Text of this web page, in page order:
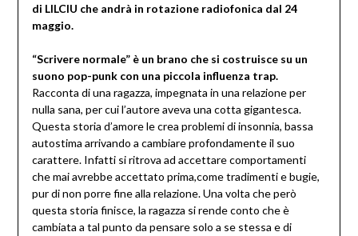
di LILCIU che andrà in rotazione radiofonica dal 24
maggio.
“Scrivere normale” è un brano che si costruisce su un
suono pop-punk con una piccola influenza trap.
Racconta di una ragazza, impegnata in una relazione per
nulla sana, per cui l’autore aveva una cotta gigantesca.
Questa storia d’amore le crea problemi di insonnia, bassa
autostima arrivando a cambiare profondamente il suo
carattere. Infatti si ritrova ad accettare comportamenti
che mai avrebbe accettato prima,come tradimenti e bugie,
pur di non porre fine alla relazione. Una volta che però
questa storia finisce, la ragazza si rende conto che è
cambiata a tal punto da pensare solo a se stessa e di